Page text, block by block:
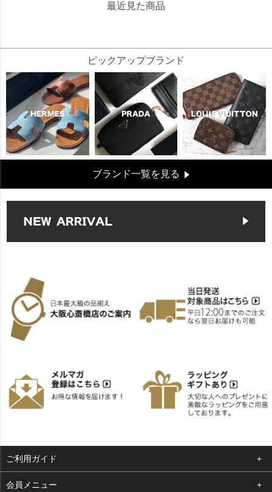
最近見た商品
ピックアップブランド
ブランド一覧を見る
ご利用ガイド
よくある質問
会員メニュー